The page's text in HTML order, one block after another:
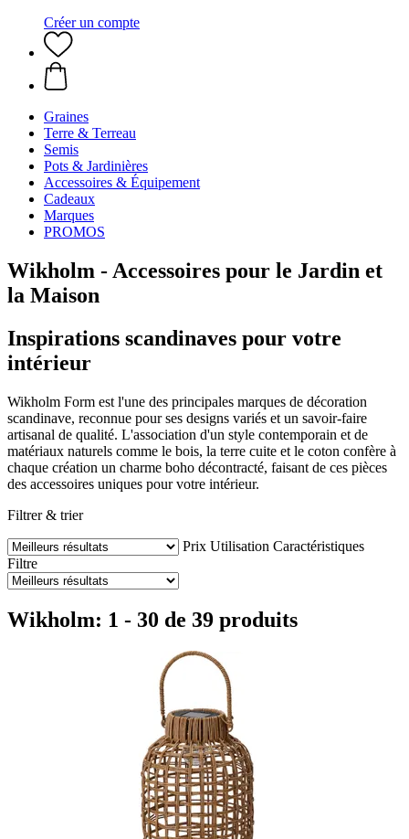
Créer un compte
Graines
Terre & Terreau
Semis
Pots & Jardinières
Accessoires & Équipement
Cadeaux
Marques
PROMOS
Wikholm - Accessoires pour le Jardin et
la Maison
Inspirations scandinaves pour votre
intérieur
Wikholm Form est l'une des principales marques de décoration
scandinave, reconnue pour ses designs variés et un savoir-faire
artisanal de qualité. L'association d'un style contemporain et de
matériaux naturels comme le bois, la terre cuite et le coton confère à
chaque création un charme boho décontracté, faisant de ces pièces
des accessoires uniques pour votre intérieur.
Filtrer & trier
Prix Utilisation Caractéristiques
Filtre
Wikholm: 1 - 30 de 39 produits